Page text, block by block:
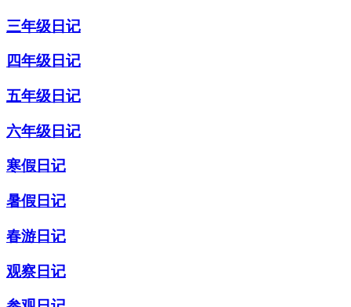
三年级日记
四年级日记
五年级日记
六年级日记
寒假日记
暑假日记
春游日记
观察日记